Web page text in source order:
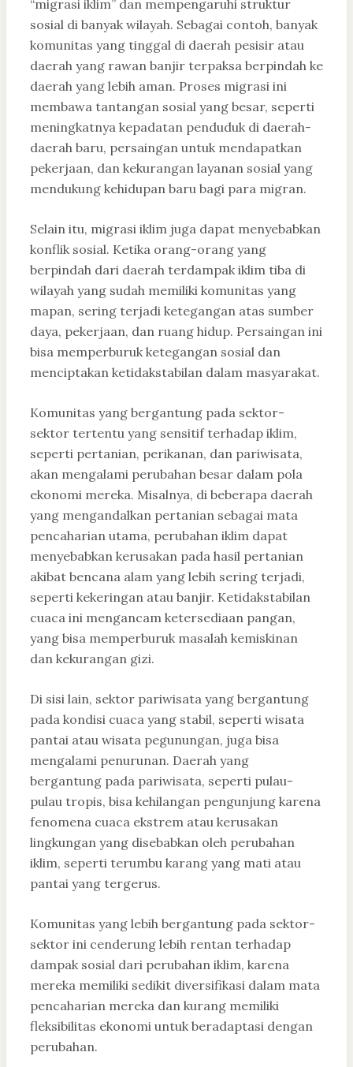
“migrasi iklim” dan mempengaruhi struktur
sosial di banyak wilayah. Sebagai contoh, banyak
komunitas yang tinggal di daerah pesisir atau
daerah yang rawan banjir terpaksa berpindah ke
daerah yang lebih aman. Proses migrasi ini
membawa tantangan sosial yang besar, seperti
meningkatnya kepadatan penduduk di daerah-
daerah baru, persaingan untuk mendapatkan
pekerjaan, dan kekurangan layanan sosial yang
mendukung kehidupan baru bagi para migran.
Selain itu, migrasi iklim juga dapat menyebabkan
konflik sosial. Ketika orang-orang yang
berpindah dari daerah terdampak iklim tiba di
wilayah yang sudah memiliki komunitas yang
mapan, sering terjadi ketegangan atas sumber
daya, pekerjaan, dan ruang hidup. Persaingan ini
bisa memperburuk ketegangan sosial dan
menciptakan ketidakstabilan dalam masyarakat.
Komunitas yang bergantung pada sektor-
sektor tertentu yang sensitif terhadap iklim,
seperti pertanian, perikanan, dan pariwisata,
akan mengalami perubahan besar dalam pola
ekonomi mereka. Misalnya, di beberapa daerah
yang mengandalkan pertanian sebagai mata
pencaharian utama, perubahan iklim dapat
menyebabkan kerusakan pada hasil pertanian
akibat bencana alam yang lebih sering terjadi,
seperti kekeringan atau banjir. Ketidakstabilan
cuaca ini mengancam ketersediaan pangan,
yang bisa memperburuk masalah kemiskinan
dan kekurangan gizi.
Di sisi lain, sektor pariwisata yang bergantung
pada kondisi cuaca yang stabil, seperti wisata
pantai atau wisata pegunungan, juga bisa
mengalami penurunan. Daerah yang
bergantung pada pariwisata, seperti pulau-
pulau tropis, bisa kehilangan pengunjung karena
fenomena cuaca ekstrem atau kerusakan
lingkungan yang disebabkan oleh perubahan
iklim, seperti terumbu karang yang mati atau
pantai yang tergerus.
Komunitas yang lebih bergantung pada sektor-
sektor ini cenderung lebih rentan terhadap
dampak sosial dari perubahan iklim, karena
mereka memiliki sedikit diversifikasi dalam mata
pencaharian mereka dan kurang memiliki
fleksibilitas ekonomi untuk beradaptasi dengan
perubahan.